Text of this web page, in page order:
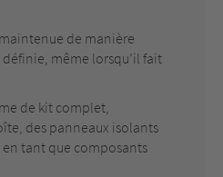
de manière
même lorsqu’il fait
de kit complet,
des panneaux isolants
en tant que composants